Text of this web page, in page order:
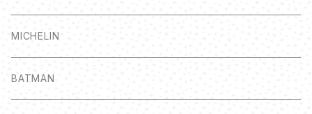
MICHELIN
BATMAN